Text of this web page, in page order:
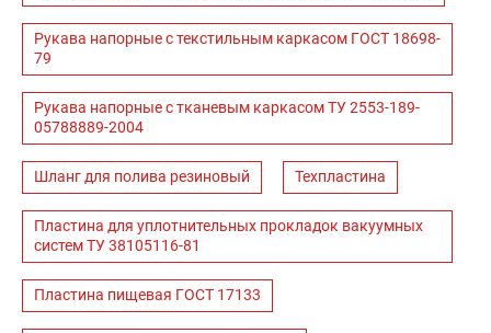
Рукава напорные с текстильным каркасом ГОСТ 18698-
79
Рукава напорные с тканевым каркасом ТУ 2553-189-
05788889-2004
Шланг для полива резиновый Техпластина
Пластина для уплотнительных прокладок вакуумных
систем ТУ 38105116-81
Пластина пищевая ГОСТ 17133